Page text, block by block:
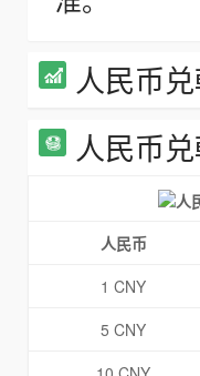
人民币
人民币
人民币
1 CNY
5 CNY